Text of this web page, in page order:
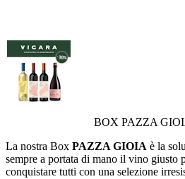
BOX PAZZA
La nostra Box PAZZA GIOIA è la
sempre a portata di mano il vino giusto
conquistare tutti con una selezione